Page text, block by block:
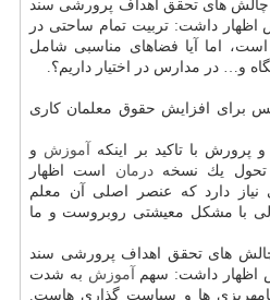
چالش های تحقق اهداف پرورشی سند
اظهار داشت: تربیت تمام ساحتی در
است، اما آیا فضاهای مناسبی شامل
و… در مدارس در اختیار داریم؟.
برای افزایش حقوق معلمان كاری
و پرورش با تاكید بر اینكه آموزش و
تحول یك نسخهدرمان است اظهار
دارد كه عنصر اصلی آن معلم
ولی با مشكل معیشتی روبروست و ما
چالش های تحقق اهداف پرورشی سند
اظهار داشت: سهم آموزش به شدت
ها و سیاست گذاری هاست.